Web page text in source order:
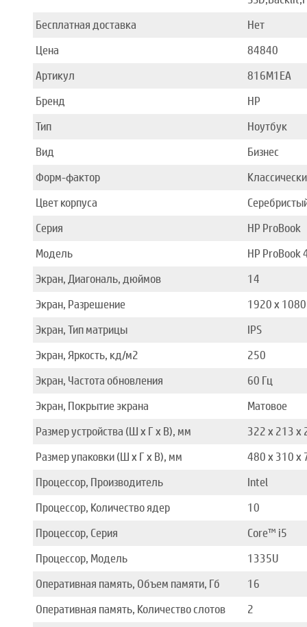
Бесплатная доставка
Нет
Цена
84840
Артикул
816M1EA
Бренд
HP
Тип
Ноутбук
Вид
Бизнес
Форм-фактор
Цвет корпуса
Серия
HP ProBook
Модель
HP ProBook
Экран, Диагональ, дюймов
14
Экран, Разрешение
1920 x 1080
Экран, Тип матрицы
IPS
Экран, Яркость, кд/м2
250
Экран, Частота обновления
60 Гц
Экран, Покрытие экрана
Матовое
Размер устройства (Ш x Г x В), мм
322 х 213 х
Размер упаковки (Ш x Г x В), мм
480 x 310 x
Процессор, Производитель
Intel
Процессор, Количество ядер
10
Процессор, Серия
Core™ i5
Процессор, Модель
1335U
Оперативная память, Объем памяти, Гб
16
Оперативная память, Количество слотов
2